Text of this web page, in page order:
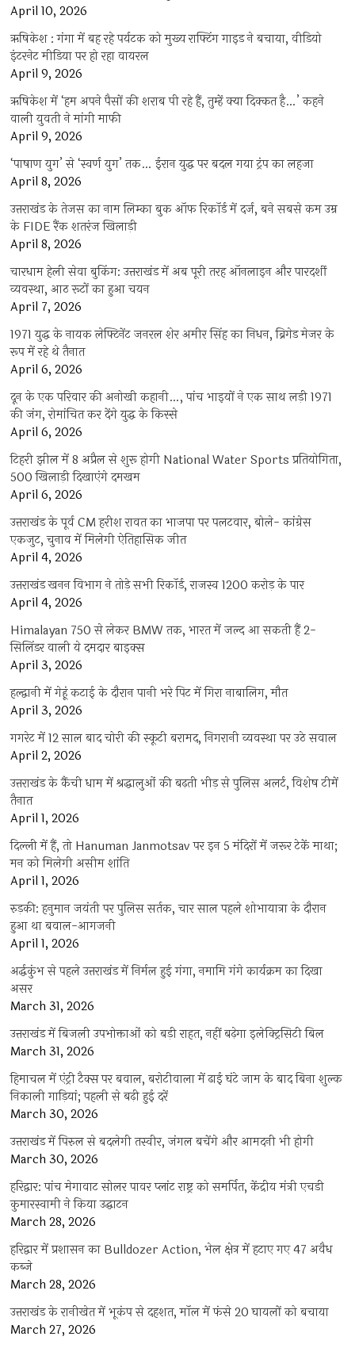
April 10, 2026
ऋषिकेश : गंगा में बह रहे पर्यटक को मुख्य राफ्टिंग गाइड ने बचाया, वीडियो
इंटरनेट मीडिया पर हो रहा वायरल
April 9, 2026
ऋषिकेश में ‘हम अपने पैसों की शराब पी रहे हैं, तुम्हें क्या दिक्कत है…’ कहने
वाली युवती ने मांगी माफी
April 9, 2026
‘पाषाण युग’ से ‘स्वर्ण युग’ तक… ईरान युद्ध पर बदल गया ट्रंप का लहजा
April 8, 2026
उत्तराखंड के तेजस का नाम लिम्का बुक ऑफ रिकॉर्ड में दर्ज, बने सबसे कम उम्र
के FIDE रैंक शतरंज खिलाड़ी
April 8, 2026
चारधाम हेली सेवा बुकिंग: उत्तराखंड में अब पूरी तरह ऑनलाइन और पारदर्शी
व्यवस्था, आठ रूटों का हुआ चयन
April 7, 2026
1971 युद्ध के नायक लेफ्टिनेंट जनरल शेर अमीर सिंह का निधन, ब्रिगेड मेजर के
रूप में रहे थे तैनात
April 6, 2026
दून के एक परिवार की अनोखी कहानी…, पांच भाइयों ने एक साथ लड़ी 1971
की जंग, रोमांचित कर देंगे युद्ध के किस्से
April 6, 2026
टिहरी झील में 8 अप्रैल से शुरू होगी National Water Sports प्रतियोगिता,
500 खिलाड़ी दिखाएंगे दमखम
April 6, 2026
उत्तराखंड के पूर्व CM हरीश रावत का भाजपा पर पलटवार, बोले- कांग्रेस
एकजुट, चुनाव में मिलेगी ऐतिहासिक जीत
April 4, 2026
उत्तराखंड खनन विभाग ने तोड़े सभी रिकॉर्ड, राजस्व 1200 करोड़ के पार
April 4, 2026
Himalayan 750 से लेकर BMW तक, भारत में जल्द आ सकती हैं 2-
सिलिंडर वाली ये दमदार बाइक्स
April 3, 2026
हल्द्वानी में गेहूं कटाई के दौरान पानी भरे पिट में गिरा नाबालिग, मौत
April 3, 2026
गगरेट में 12 साल बाद चोरी की स्कूटी बरामद, निगरानी व्यवस्था पर उठे सवाल
April 2, 2026
उत्तराखंड के कैंची धाम में श्रद्धालुओं की बढ़ती भीड़ से पुलिस अलर्ट, विशेष टीमें
तैनात
April 1, 2026
दिल्ली में हैं, तो Hanuman Janmotsav पर इन 5 मंदिरों में जरूर टेकें माथा;
मन को मिलेगी असीम शांति
April 1, 2026
रुड़की: हनुमान जयंती पर पुलिस सर्तक, चार साल पहले शोभायात्रा के दौरान
हुआ था बवाल-आगजनी
April 1, 2026
अर्द्धकुंभ से पहले उत्तराखंड में निर्मल हुई गंगा, नमामि गंगे कार्यक्रम का दिखा
असर
March 31, 2026
उत्तराखंड में बिजली उपभोक्ताओं को बड़ी राहत, नहीं बढ़ेगा इलेक्ट्रिसिटी बिल
March 31, 2026
हिमाचल में एंट्री टैक्स पर बवाल, बरोटीवाला में ढाई घंटे जाम के बाद बिना शुल्क
निकाली गाड़ियां; पहली से बढ़ी हुई दरें
March 30, 2026
उत्तराखंड में पिरुल से बदलेगी तस्वीर, जंगल बचेंगे और आमदनी भी होगी
March 30, 2026
हरिद्वार: पांच मेगावाट सोलर पावर प्लांट राष्ट्र को समर्पित, केंद्रीय मंत्री एचडी
कुमारस्वामी ने किया उद्घाटन
March 28, 2026
हरिद्वार में प्रशासन का Bulldozer Action, भेल क्षेत्र में हटाए गए 47 अवैध
कब्जे
March 28, 2026
उत्तराखंड के रानीखेत में भूकंप से दहशत, मॉल में फंसे 20 घायलों को बचाया
March 27, 2026